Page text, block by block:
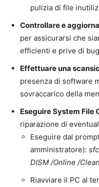
pulizia di file
Controllare e
per assicurarsi che
efficienti e prive di
Effettuare una
presenza di software
sovraccarico della
Eseguire System File
riparazione di
Eseguire dal
amministratore):
DISM /Online /
Riavviare il PC al